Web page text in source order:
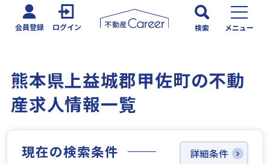
会員登録 ログイン 検索 メニュー
熊本県上益城郡甲佐町の不動
産求人情報一覧
現在の検索条件 詳細条件